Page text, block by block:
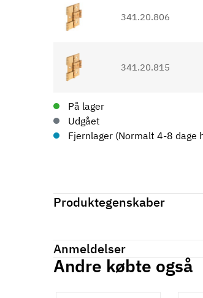
341.20.806
341.20.815
På lager
Udgået
Fjernlager (Normalt 4-8 dage
Produktegenskaber
Tilstand Ny
Anmeldelser
Andre købte også